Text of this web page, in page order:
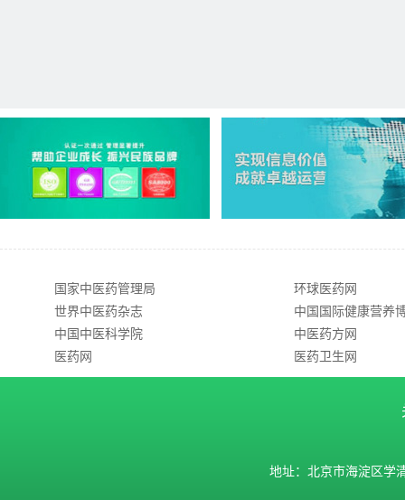
国家中医药管理局
世界中医药杂志
中国中医科学院
医药网
环球医药网
中国国际健康营养
中医药方网
医药卫生网
地址：北京市海淀区学